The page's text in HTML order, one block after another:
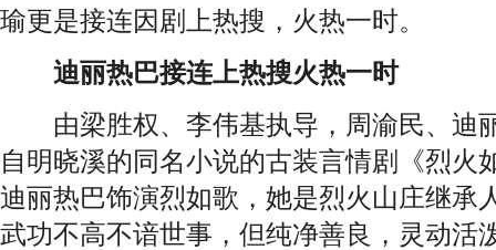
瑜更是接连因剧上热搜，火热一时。
迪丽热巴接连上热搜火热一时
由梁胜权、李伟基执导，周渝民、迪
自明晓溪的同名小说的古装言情剧《烈火
迪丽热巴饰演烈如歌，她是烈火山庄继承
武功不高不谙世事，但纯净善良，灵动活